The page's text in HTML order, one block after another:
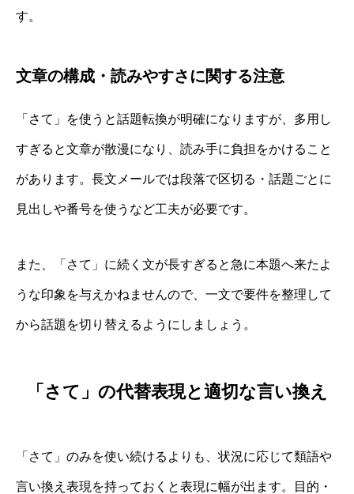
す。
文章の構成・読みやすさに関する注意
「さて」を使うと話題転換が明確になりますが、多用し
すぎると文章が散漫になり、読み手に負担をかけること
があります。長文メールでは段落で区切る・話題ごとに
見出しや番号を使うなど工夫が必要です。
また、「さて」に続く文が長すぎると急に本題へ来たよ
うな印象を与えかねませんので、一文で要件を整理して
から話題を切り替えるようにしましょう。
「さて」の代替表現と適切な言い換え
「さて」のみを使い続けるよりも、状況に応じて類語や
言い換え表現を持っておくと表現に幅が出ます。目的・